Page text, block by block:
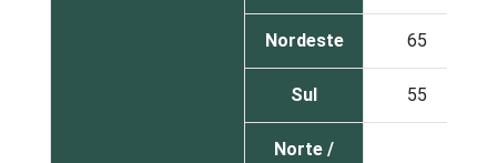
Nordeste 65
Sul 55
Norte /